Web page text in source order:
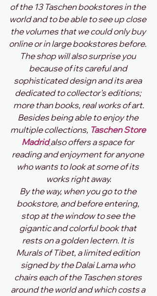
of the 13 Taschen bookstores in the
world and to be able to see up close
the volumes that we could only buy
online or in large bookstores before.
The shop will also surprise you
because of its careful and
sophisticated design and its area
dedicated to collector's editions;
more than books, real works of art.
Besides being able to enjoy the
multiple collections, Taschen Store
Madridalso offers a space for
reading and enjoyment for anyone
who wants to look at some of its
works right away.
By the way, when you go to the
bookstore, and before entering,
stop at the window to see the
gigantic and colorful book that
rests on a golden lectern. It is
Murals of Tibet, a limited edition
signed by the Dalai Lama who
chairs each of the Taschen stores
around the world and which costs a